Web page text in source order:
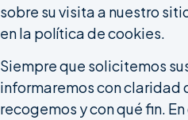
sobre su visita a nuestro
en la política de cookies.
Siempre que solicitemos
informaremos con claridad
recogemos y con qué fin.